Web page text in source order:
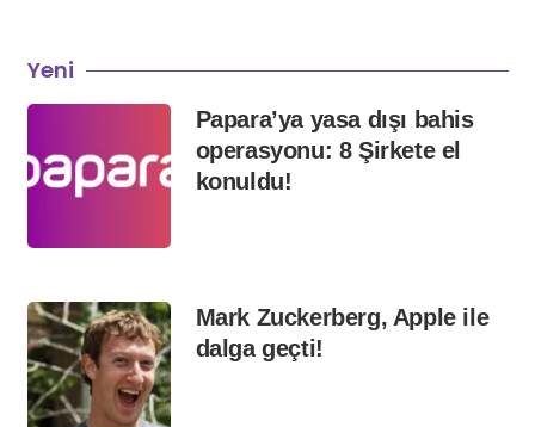
Yeni
Papara’ya yasa dışı bahis
operasyonu: 8 Şirkete el
konuldu!
Mark Zuckerberg, Apple ile
dalga geçti!